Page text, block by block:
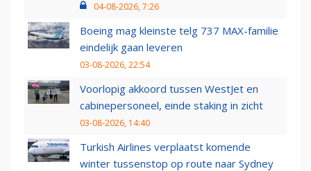
04-08-2026, 7:26
Boeing mag kleinste telg 737 MAX-familie
eindelijk gaan leveren
03-08-2026, 22:54
Voorlopig akkoord tussen WestJet en
cabinepersoneel, einde staking in zicht
03-08-2026, 14:40
Turkish Airlines verplaatst komende
winter tussenstop op route naar Sydney